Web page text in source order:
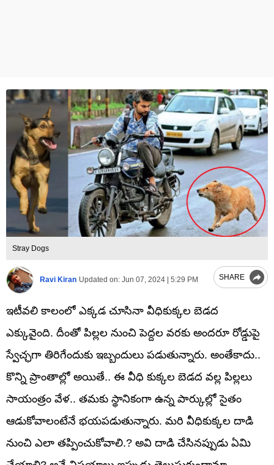
Stray Dogs
Ravi Kiran Updated on: Jun 07, 2024 | 5:29 PM SHARE
ఇటీవలి కాలంలో ఎక్కడ చూసినా వీధికుక్కల బెడద
ఎక్కువైంది. దీంతో పిల్లల నుంచి పెద్దల వరకు అందరూ రోడ్డుపై
స్వేచ్ఛగా తిరిగేందుకు ఇబ్బందులు పడుతున్నారు. అంతేకాదు..
కొన్ని ప్రాంతాల్లో అయితే.. ఈ వీధి కుక్కల బెడద వల్ల పిల్లలు
సాయంత్రం వేళ.. తమకు స్థానికంగా ఉన్న పార్కుల్లో సైతం
ఆడుకోవాలంటేనే భయపడుతున్నారు. మరి వీధికుక్కల దాడి
నుంచి ఎలా తప్పించుకోవాలి.? అవి దాడి చేసినప్పుడు ఏమి